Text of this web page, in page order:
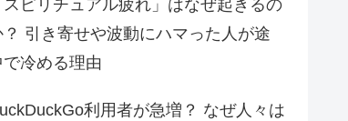
スピリチュアル疲れ」はなぜ起きるの
？ 引き寄せや波動にハマった人が途
で冷める理由
利用者が急増？ なぜ人々は